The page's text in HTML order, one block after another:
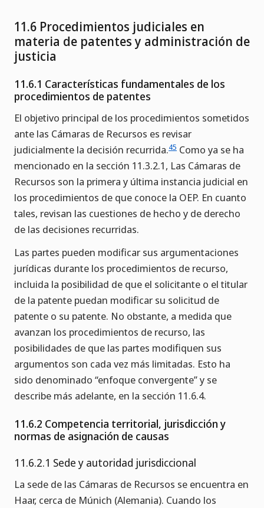
11.6 Procedimientos judiciales en
materia de patentes y administración de
justicia
11.6.1 Características fundamentales de los
procedimientos de patentes
El objetivo principal de los procedimientos sometidos
ante las Cámaras de Recursos es revisar
judicialmente la decisión recurrida.45 Como ya se ha
mencionado en la sección 11.3.2.1, Las Cámaras de
Recursos son la primera y última instancia judicial en
los procedimientos de que conoce la OEP. En cuanto
tales, revisan las cuestiones de hecho y de derecho
de las decisiones recurridas.
Las partes pueden modificar sus argumentaciones
jurídicas durante los procedimientos de recurso,
incluida la posibilidad de que el solicitante o el titular
de la patente puedan modificar su solicitud de
patente o su patente. No obstante, a medida que
avanzan los procedimientos de recurso, las
posibilidades de que las partes modifiquen sus
argumentos son cada vez más limitadas. Esto ha
sido denominado “enfoque convergente” y se
describe más adelante, en la sección 11.6.4.
11.6.2 Competencia territorial, jurisdicción y
normas de asignación de causas
11.6.2.1 Sede y autoridad jurisdiccional
La sede de las Cámaras de Recursos se encuentra en
Haar, cerca de Múnich (Alemania). Cuando los